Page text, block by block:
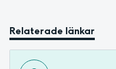
Relaterade länkar